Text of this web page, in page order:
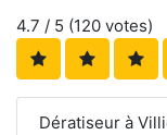
4.7 / 5 (120 votes)
Dératiseur à